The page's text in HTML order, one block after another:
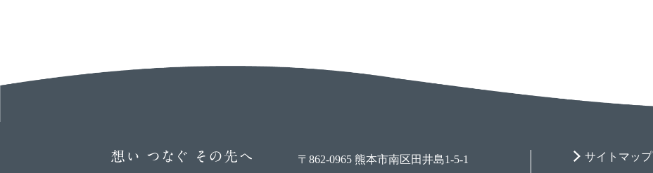
〒862-0965 熊本市南区田井島1-5-1
サイトマップ